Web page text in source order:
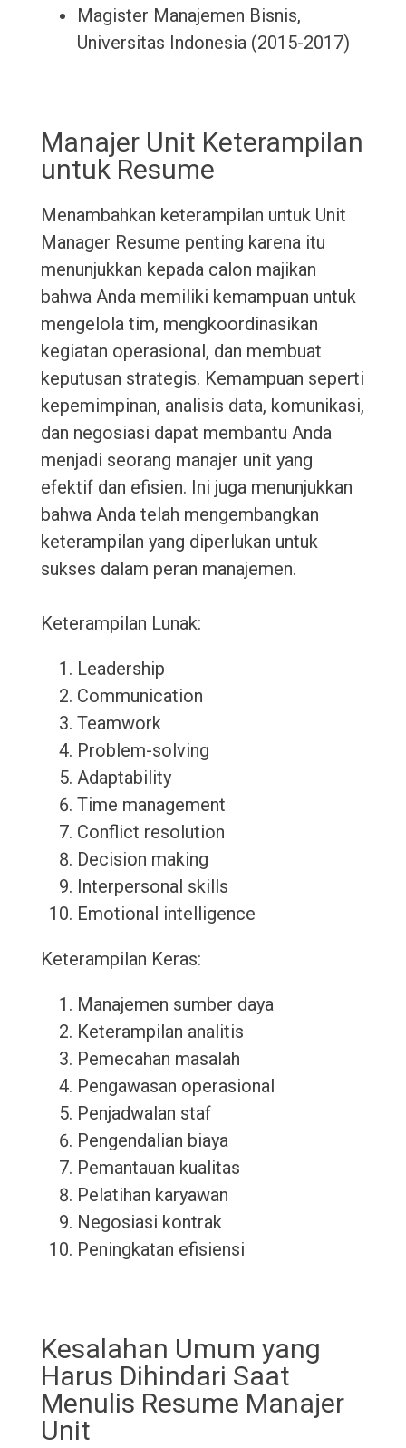
Magister Manajemen Bisnis,
Universitas Indonesia (2015-2017)
Manajer Unit Keterampilan
untuk Resume
Menambahkan keterampilan untuk Unit
Manager Resume penting karena itu
menunjukkan kepada calon majikan
bahwa Anda memiliki kemampuan untuk
mengelola tim, mengkoordinasikan
kegiatan operasional, dan membuat
keputusan strategis. Kemampuan seperti
kepemimpinan, analisis data, komunikasi,
dan negosiasi dapat membantu Anda
menjadi seorang manajer unit yang
efektif dan efisien. Ini juga menunjukkan
bahwa Anda telah mengembangkan
keterampilan yang diperlukan untuk
sukses dalam peran manajemen.
Keterampilan Lunak:
Leadership
Communication
Teamwork
Problem-solving
Adaptability
Time management
Conflict resolution
Decision making
Interpersonal skills
Emotional intelligence
Keterampilan Keras:
Manajemen sumber daya
Keterampilan analitis
Pemecahan masalah
Pengawasan operasional
Penjadwalan staf
Pengendalian biaya
Pemantauan kualitas
Pelatihan karyawan
Negosiasi kontrak
Peningkatan efisiensi
Kesalahan Umum yang
Harus Dihindari Saat
Menulis Resume Manajer
Unit